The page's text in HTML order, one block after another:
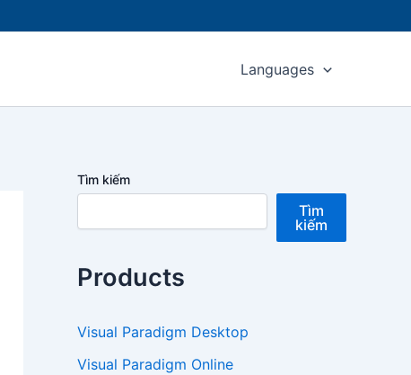
Languages
Tìm kiếm
Tìm
kiếm
Products
Visual Paradigm Desktop
Visual Paradigm Online